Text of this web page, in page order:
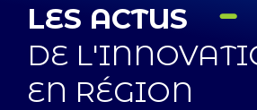
LES ACTUS
DE
EN RÉGION